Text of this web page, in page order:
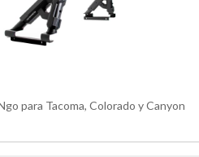
para Tacoma, Colorado y Canyon